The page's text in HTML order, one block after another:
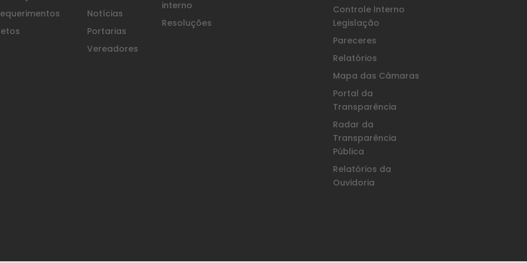
Notícias
Portarias
Vereadores
interno
Resoluções
Controle Interno
Legislação
Pareceres
Relatórios
Mapa das Câmaras
Portal da
Transparência
Radar da
Transparência
Pública
Relatórios da
Ouvidoria